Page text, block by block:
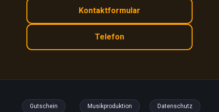
Kontaktformular
Telefon
Gutschein Musikproduktion Datenschutz